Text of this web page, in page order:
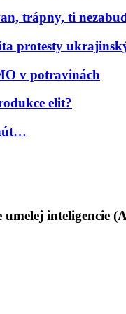
trápny, ti
protesty
v potravinách
elit?
inteligencie